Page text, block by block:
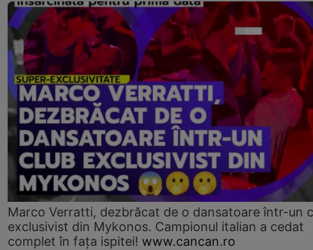
Marco Verratti, dezbrăcat de o dansatoare într-un
exclusivist din Mykonos. Campionul italian a cedat
complet în fața ispitei! www.cancan.ro